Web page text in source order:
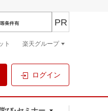
ログイン
PR
ト 楽天グループ